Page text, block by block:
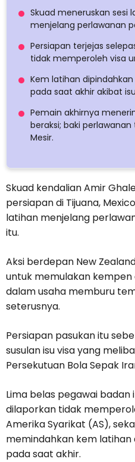
Skuad meneruskan sesi
menjelang perlawanan
Persiapan terjejas
tidak memperoleh visa
Kem latihan dipindahkan
pada saat akhir akibat
Pemain akhirnya
beraksi; baki
Mesir.
Skuad kendalian Amir
persiapan di Tijuana,
latihan menjelang
itu.
Aksi berdepan New
untuk memulakan
dalam usaha memburu
seterusnya.
Persiapan pasukan itu
susulan isu visa yang
Persekutuan Bola Sepak
Lima belas pegawai
dilaporkan tidak
Amerika Syarikat (AS),
memindahkan kem latihan
pada saat akhir.